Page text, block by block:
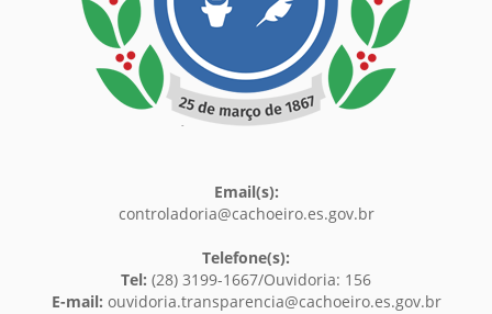
Email(s):
controladoria@cachoeiro.es.gov.br
Telefone(s):
Tel: (28) 3199-1667/Ouvidoria: 156
E-mail: ouvidoria.transparencia@cachoeiro.es.gov.br